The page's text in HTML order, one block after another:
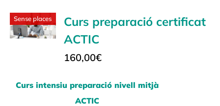
Sense places
Curs preparació certificat
ACTIC
160,00€
Curs intensiu preparació nivell mitjà
ACTIC